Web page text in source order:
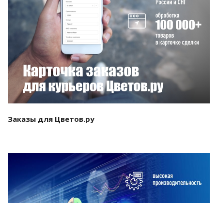
Смотреть проект
Заказы для Цветов.ру